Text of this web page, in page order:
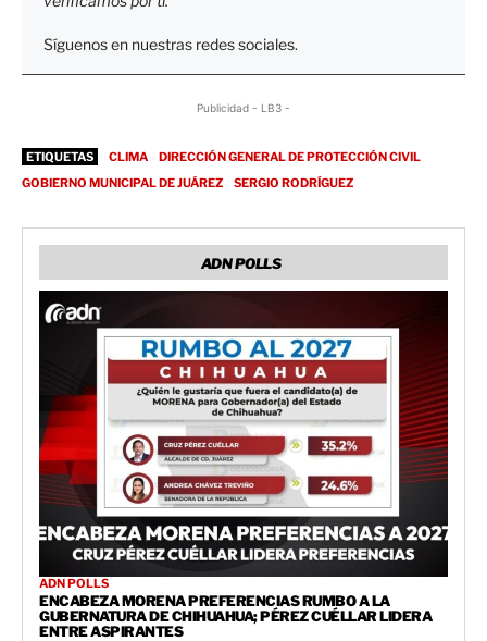
Síguenos en nuestras redes sociales.
Publicidad - LB3 -
ETIQUETAS CLIMA
DIRECCIÓN GENERAL DE PROTECCIÓN CIVIL
GOBIERNO MUNICIPAL DE JUÁREZ
SERGIO RODRÍGUEZ
ADN POLLS
ADN POLLS
ENCABEZA MORENA PREFERENCIAS RUMBO A LA
GUBERNATURA DE CHIHUAHUA; PÉREZ CUÉLLAR LIDERA
ENTRE ASPIRANTES